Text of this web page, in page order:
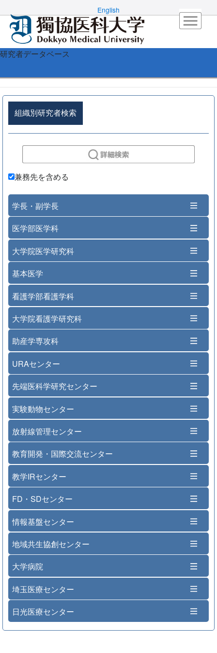
English
研究者データベース
組織別研究者検索
兼務先を含める
学長・副学長
医学部医学科
大学院医学研究科
基本医学
看護学部看護学科
大学院看護学研究科
助産学専攻科
URAセンター
先端医科学研究センター
実験動物センター
放射線管理センター
教育開発・国際交流センター
教学IRセンター
FD・SDセンター
情報基盤センター
地域共生協創センター
大学病院
埼玉医療センター
日光医療センター